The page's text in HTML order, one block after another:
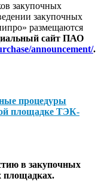
закупочных
закупочных
размещаются
сайт ПАО
announcement/.
процедуры
площадке ТЭК-
в закупочных
площадках.